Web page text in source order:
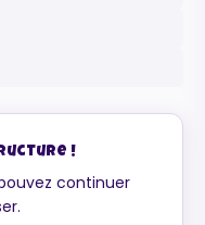
!
continuer